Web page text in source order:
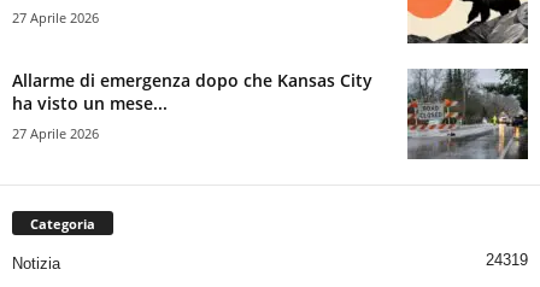
27 Aprile 2026
Allarme di emergenza dopo che Kansas City
ha visto un mese...
27 Aprile 2026
Categoria
Notizia
24319